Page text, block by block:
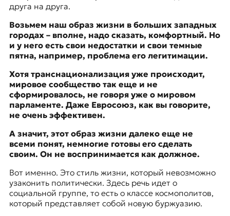
друга на друга.
Возьмем наш образ жизни в больших западных
городах – вполне, надо сказать, комфортный. Но
и у него есть свои недостатки и свои темные
пятна, например, проблема его легитимации.
Хотя транснационализация уже происходит,
мировое сообщество так еще и не
сформировалось, не говоря уже о мировом
парламенте. Даже Евросоюз, как вы говорите,
не очень эффективен.
А значит, этот образ жизни далеко еще не
всеми понят, немногие готовы его сделать
своим. Он не воспринимается как должное.
Вот именно. Это стиль жизни, который невозможно
узаконить политически. Здесь речь идет о
социальной группе, то есть о классе космополитов,
который представляет собой новую буржуазию.